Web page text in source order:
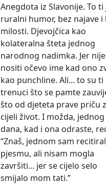
Anegdota iz Slavonije. To ti
ruralni humor, bez najave i
milosti. Djevojčica kao
kolateralna šteta jednog
narodnog nadimka. Jer
nositi očevo ime kad ono
kao punchline. Ali... to su ti
trenuci što se pamte
što od djeteta prave priču
cijeli život. I možda, jednog
dana, kad i ona odraste,
“Znaš, jednom sam
pjesmu, ali nisam mogla
završiti... jer se cijelo selo
smijalo mom tati.”